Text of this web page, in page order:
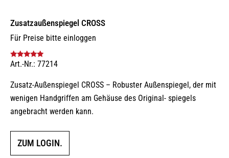
Zusatz­außenspiegel CROSS
Für Preise bitte einloggen
Bewertet mit
Art.-Nr.: 77214
Zusatz-Außenspiegel CROSS – Robuster Außenspiegel, der mit
wenigen Handgriffen am Gehäuse des Original- spiegels
angebracht werden kann.
ZUM LOGIN.